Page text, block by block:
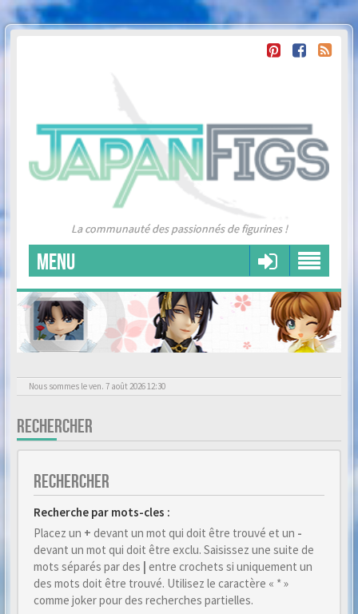
La communauté des passionnés de figurines !
MENU
Nous sommes le ven. 7 août 2026 12:30
RECHERCHER
RECHERCHER
Recherche par mots-cles :
Placez un + devant un mot qui doit être trouvé et un -
devant un mot qui doit être exclu. Saisissez une suite de
mots séparés par des | entre crochets si uniquement un
des mots doit être trouvé. Utilisez le caractère « * »
comme joker pour des recherches partielles.